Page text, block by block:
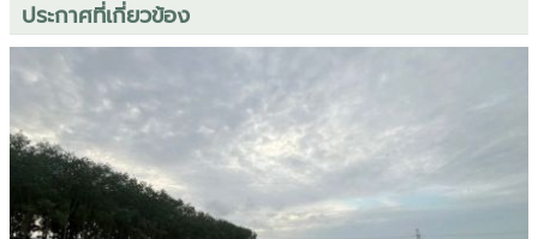
ประกาศที่เกี่ยวข้อง